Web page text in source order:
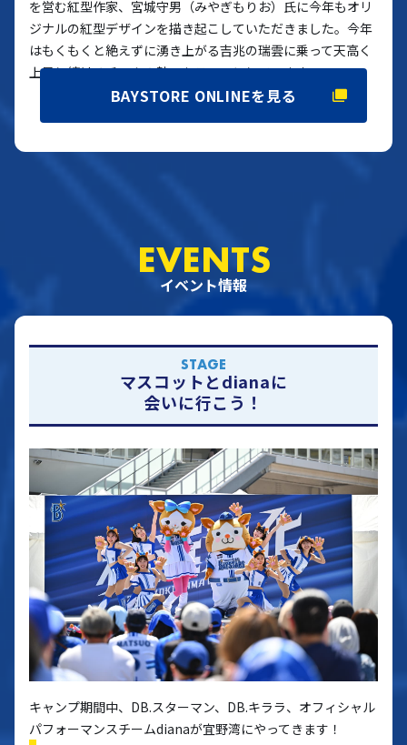
を営む紅型作家、宮城守男（みやぎもりお）氏に今年もオリ
ジナルの紅型デザインを描き起こしていただきました。今年
はもくもくと絶えずに湧き上がる吉兆の瑞雲に乗って天高く
上昇し続けるチームの勢いをテーマにしています。
BAYSTORE ONLINEを見る
EVENTS
イベント情報
STAGE
マスコットとdianaに
会いに行こう！
キャンプ期間中、DB.スターマン、DB.キララ、オフィシャル
パフォーマンスチームdianaが宜野湾にやってきます！